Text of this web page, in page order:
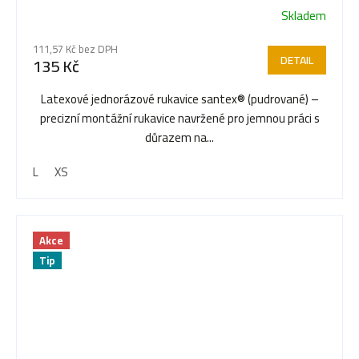
Skladem
111,57 Kč bez DPH
135 Kč DETAIL
Latexové jednorázové rukavice santex® (pudrované) –
precizní montážní rukavice navržené pro jemnou práci s
důrazem na...
L
XS
Akce
Tip